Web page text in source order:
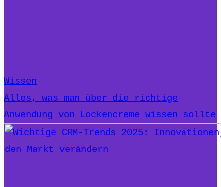
Wissen
Alles, was man über die richtige
Anwendung von Lockencreme wissen sollte